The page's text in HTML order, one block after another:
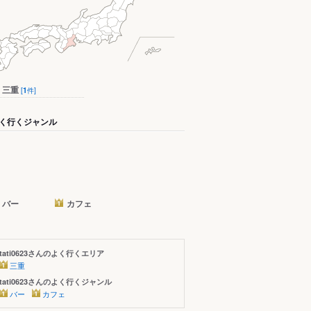
三重 [1件]
行くジャンル
バー カフェ
tati0623さんのよく行くエリア
三重
tati0623さんのよく行くジャンル
バー カフェ